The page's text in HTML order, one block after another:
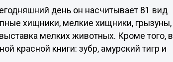
день он насчитывает 81 вид
хищники, мелкие хищники, грызуны,
мелких животных. Кроме того, в
красной книги: зубр, амурский тигр и